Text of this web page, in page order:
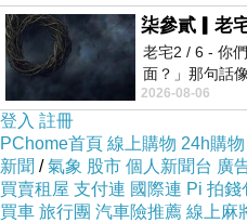
柒參貳▎老
老宅2 / 6 - 你
面？」那句話
死盯著照片裡
2026-08-06
登入 註冊
PChome首頁 線上購物 24h購物
新聞 /氣象 股市 個人新聞台 廣
買賣租屋 支付連 國際連 Pi 拍錢
買車 旅行團 汽車險推薦 線上麻